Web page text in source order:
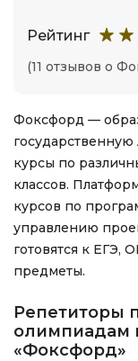
Рейтинг
(11 отзывов о
Фоксфорд —
курсы по
классов.
курсов по
управлению
готовятся к ЕГЭ,
предметы.
Репетиторы
олимпиадам
«Фоксфорд»